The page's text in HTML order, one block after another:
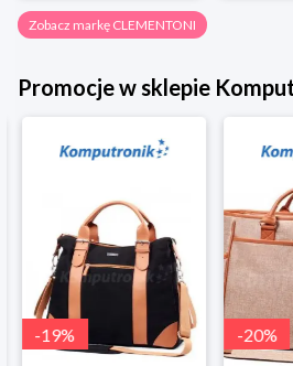
Zobacz markę CLEMENTONI
Promocje w sklepie
-19% -20%